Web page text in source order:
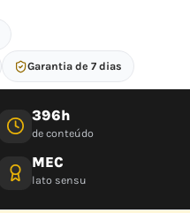
Garantia de 7 dias
396h
de conteúdo
MEC
lato sensu